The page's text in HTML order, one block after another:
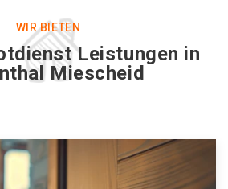
WIR BIETEN
Leistungen in
Miescheid